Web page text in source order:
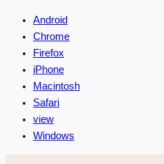
Android
Chrome
Firefox
iPhone
Macintosh
Safari
view
Windows